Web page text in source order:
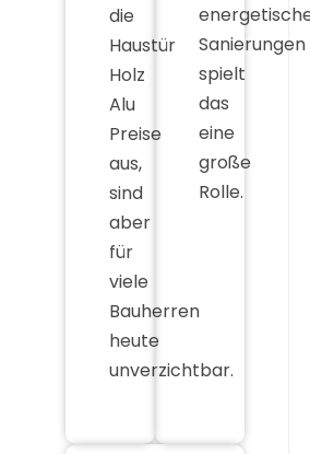
die
Haustür
Holz
Alu
Preise
aus,
sind
aber
für
viele
Bauherren
heute
unverzichtbar.
Sanierungen
spielt
das
eine
große
Rolle.